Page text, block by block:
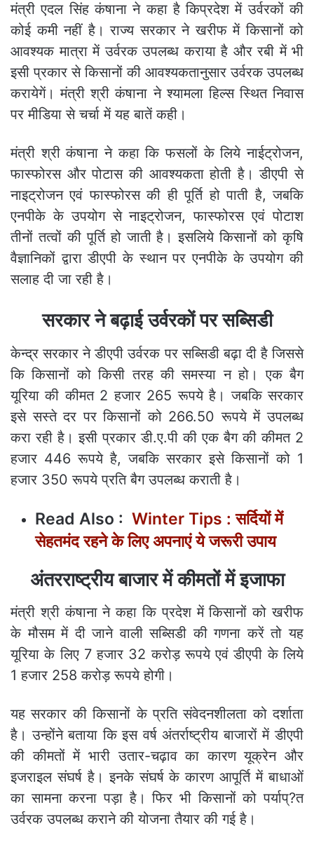
मंत्री एदल सिंह कंषाना ने कहा है किप्रदेश में उर्वरकों की
कोई कमी नहीं है। राज्य सरकार ने खरीफ में किसानों को
आवश्यक मात्रा में उर्वरक उपलब्ध कराया है और रबी में भी
इसी प्रकार से किसानों की आवश्यकतानुसार उर्वरक उपलब्ध
करायेगें। मंत्री श्री कंषाना ने श्यामला हिल्स स्थित निवास
पर मीडिया से चर्चा में यह बातें कही।
मंत्री श्री कंषाना ने कहा कि फसलों के लिये नाईट्रोजन,
फास्फोरस और पोटास की आवश्यकता होती है। डीएपी से
नाइट्रोजन एवं फास्फोरस की ही पूर्ति हो पाती है, जबकि
एनपीके के उपयोग से नाइट्रोजन, फास्फोरस एवं पोटाश
तीनों तत्वों की पूर्ति हो जाती है। इसलिये किसानों को कृषि
वैज्ञानिकों द्वारा डीएपी के स्थान पर एनपीके के उपयोग की
सलाह दी जा रही है।
सरकार ने बढ़ाई उर्वरकों पर सब्सिडी
केन्द्र सरकार ने डीएपी उर्वरक पर सब्सिडी बढ़ा दी है जिससे
कि किसानों को किसी तरह की समस्या न हो। एक बैग
यूरिया की कीमत 2 हजार 265 रूपये है। जबकि सरकार
इसे सस्ते दर पर किसानों को 266.50 रूपये में उपलब्ध
करा रही है। इसी प्रकार डी.ए.पी की एक बैग की कीमत 2
हजार 446 रूपये है, जबकि सरकार इसे किसानों को 1
हजार 350 रूपये प्रति बैग उपलब्ध कराती है।
Read Also : Winter Tips : सर्दियों में
सेहतमंद रहने के लिए अपनाएं ये जरूरी उपाय
अंतरराष्ट्रीय बाजार में कीमतों में इजाफा
मंत्री श्री कंषाना ने कहा कि प्रदेश में किसानों को खरीफ
के मौसम में दी जाने वाली सब्सिडी की गणना करें तो यह
यूरिया के लिए 7 हजार 32 करोड़ रूपये एवं डीएपी के लिये
1 हजार 258 करोड़ रूपये होगी।
यह सरकार की किसानों के प्रति संवेदनशीलता को दर्शाता
है। उन्होंने बताया कि इस वर्ष अंतर्राष्ट्रीय बाजारों में डीएपी
की कीमतों में भारी उतार-चढ़ाव का कारण यूक्रेन और
इजराइल संघर्ष है। इनके संघर्ष के कारण आपूर्ति में बाधाओं
का सामना करना पड़ा है। फिर भी किसानों को पर्याप्?त
उर्वरक उपलब्ध कराने की योजना तैयार की गई है।